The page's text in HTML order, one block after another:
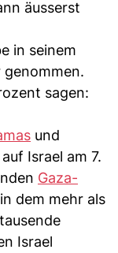
äusserst
in seinem
genommen.
sagen:
und
Israel am 7.
Gaza-
dem mehr als
Israel